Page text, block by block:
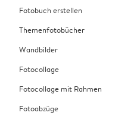
Fotobuch erstellen
Themenfotobücher
Wandbilder
Fotocollage
Fotocollage mit Rahmen
Fotoabzüge